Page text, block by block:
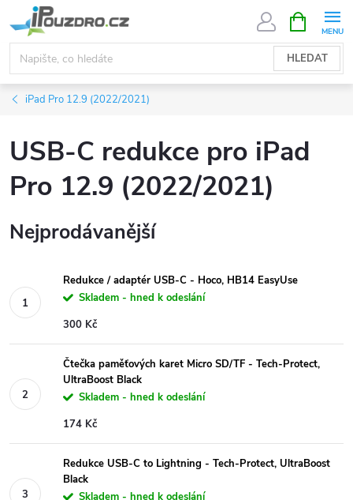
na
obsah
HLEDAT
NÁKUPNÍ
KOŠÍK
iPad Pro 12.9 (2022/2021)
USB-C redukce pro iPad
Pro 12.9 (2022/2021)
Nejprodávanější
Redukce / adaptér USB-C - Hoco, HB14 EasyUse
Skladem - hned k odeslání
300 Kč
Čtečka paměťových karet Micro SD/TF - Tech-Protect,
UltraBoost Black
Skladem - hned k odeslání
174 Kč
Redukce USB-C to Lightning - Tech-Protect, UltraBoost
Black
Skladem - hned k odeslání